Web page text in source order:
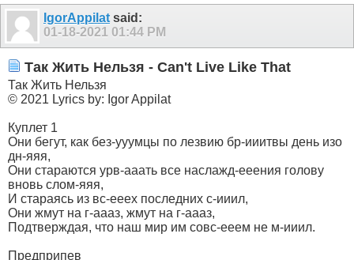
IgorAppilat said:
01-18-2021 01:44 PM
Так Жить Нельзя - Can't Live Like That
Так Жить Нельзя
© 2021 Lyrics by: Igor Appilat
Куплет 1
Они бегут, как без-ууумцы по лезвию бр-ииитвы день изо
дн-яяя,
Они стараются урв-ааать все наслажд-ееения голову
вновь слом-яяя,
И стараясь из вс-ееех последних с-ииил,
Они жмут на г-аааз, жмут на г-аааз,
Подтверждая, что наш мир им совс-ееем не м-ииил.
Предприпев